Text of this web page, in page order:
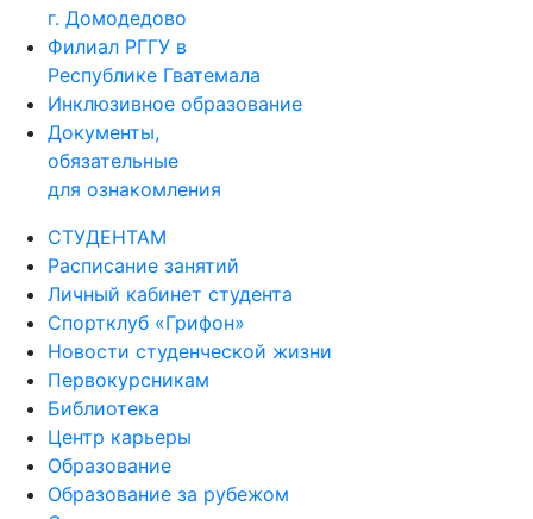
Филиал РГГУ в
Республике Гватемала
Инклюзивное образование
Документы,
обязательные
для ознакомления
Расписание занятий
Личный кабинет студента
Спортклуб «Грифон»
Новости студенческой жизни
Первокурсникам
Библиотека
Центр карьеры
Образование
Образование за рубежом
Студенческая жизнь